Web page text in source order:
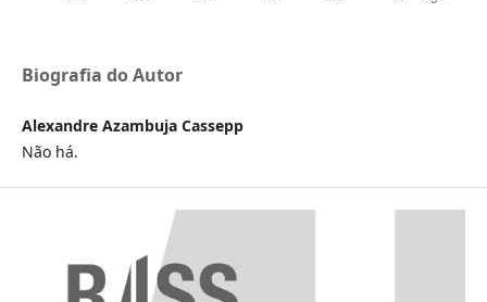
Biografia do Autor
Alexandre Azambuja Cassepp
Não há.